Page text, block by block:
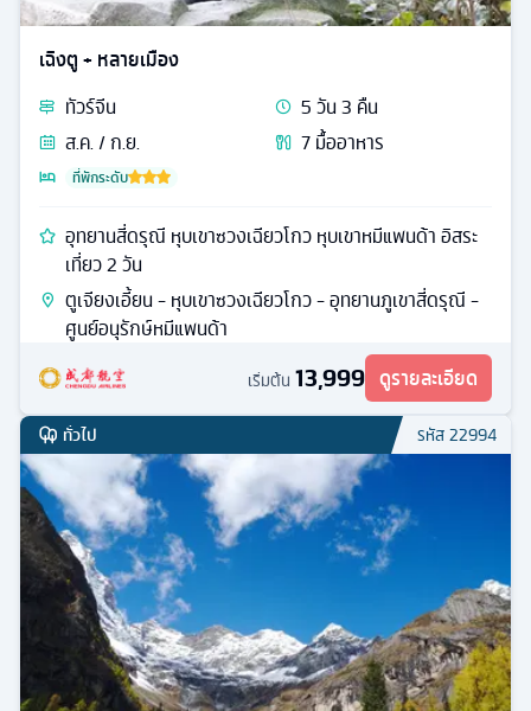
เฉิงตู + หลายเมือง
ทัวร์จีน 5วัน3 คืน
ส.ค. / ก.ย.
7มื้ออาหาร
ที่พักระดับ
อุทยานสี่ดรุณี หุบเขาซวงเฉียวโกว หุบเขาหมีแพนด้า อิสระ
เที่ยว 2 วัน
ตูเจียงเอี้ยน - หุบเขาซวงเฉียวโกว - อุทยานภูเขาสี่ดรุณี -
ศูนย์อนุรักษ์หมีแพนด้า
เริ่มต้น 13,999 ดูรายละเอียด
ทั่วไป รหัส22994